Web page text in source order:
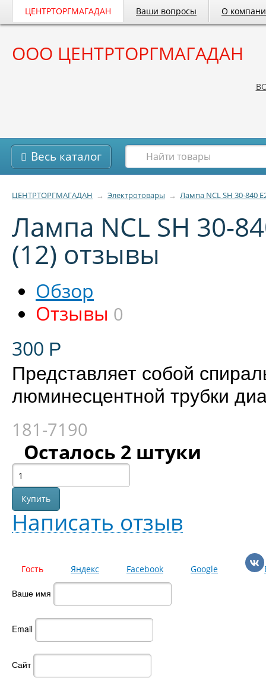
ЦЕНТРТОРГМАГАДАН Ваши вопросы О
ООО ЦЕНТРТОРГМАГАДАН
Весь каталог
ЦЕНТРТОРГМАГАДАН → Электротовары → Лампа NCL SH 30-840
Лампа NCL SH 30-
(12) отзывы
Обзор
Отзывы 0
300 Р
Представляет собой
люминесцентной трубки
181-7190
Осталось 2 штуки
Написать отзыв
Гость Яндекс Facebook Google
Ваше имя
Email
Сайт